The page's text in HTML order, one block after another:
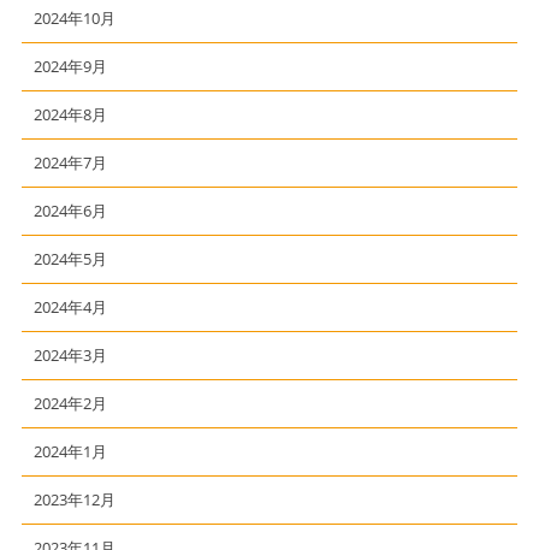
2024年10月
2024年9月
2024年8月
2024年7月
2024年6月
2024年5月
2024年4月
2024年3月
2024年2月
2024年1月
2023年12月